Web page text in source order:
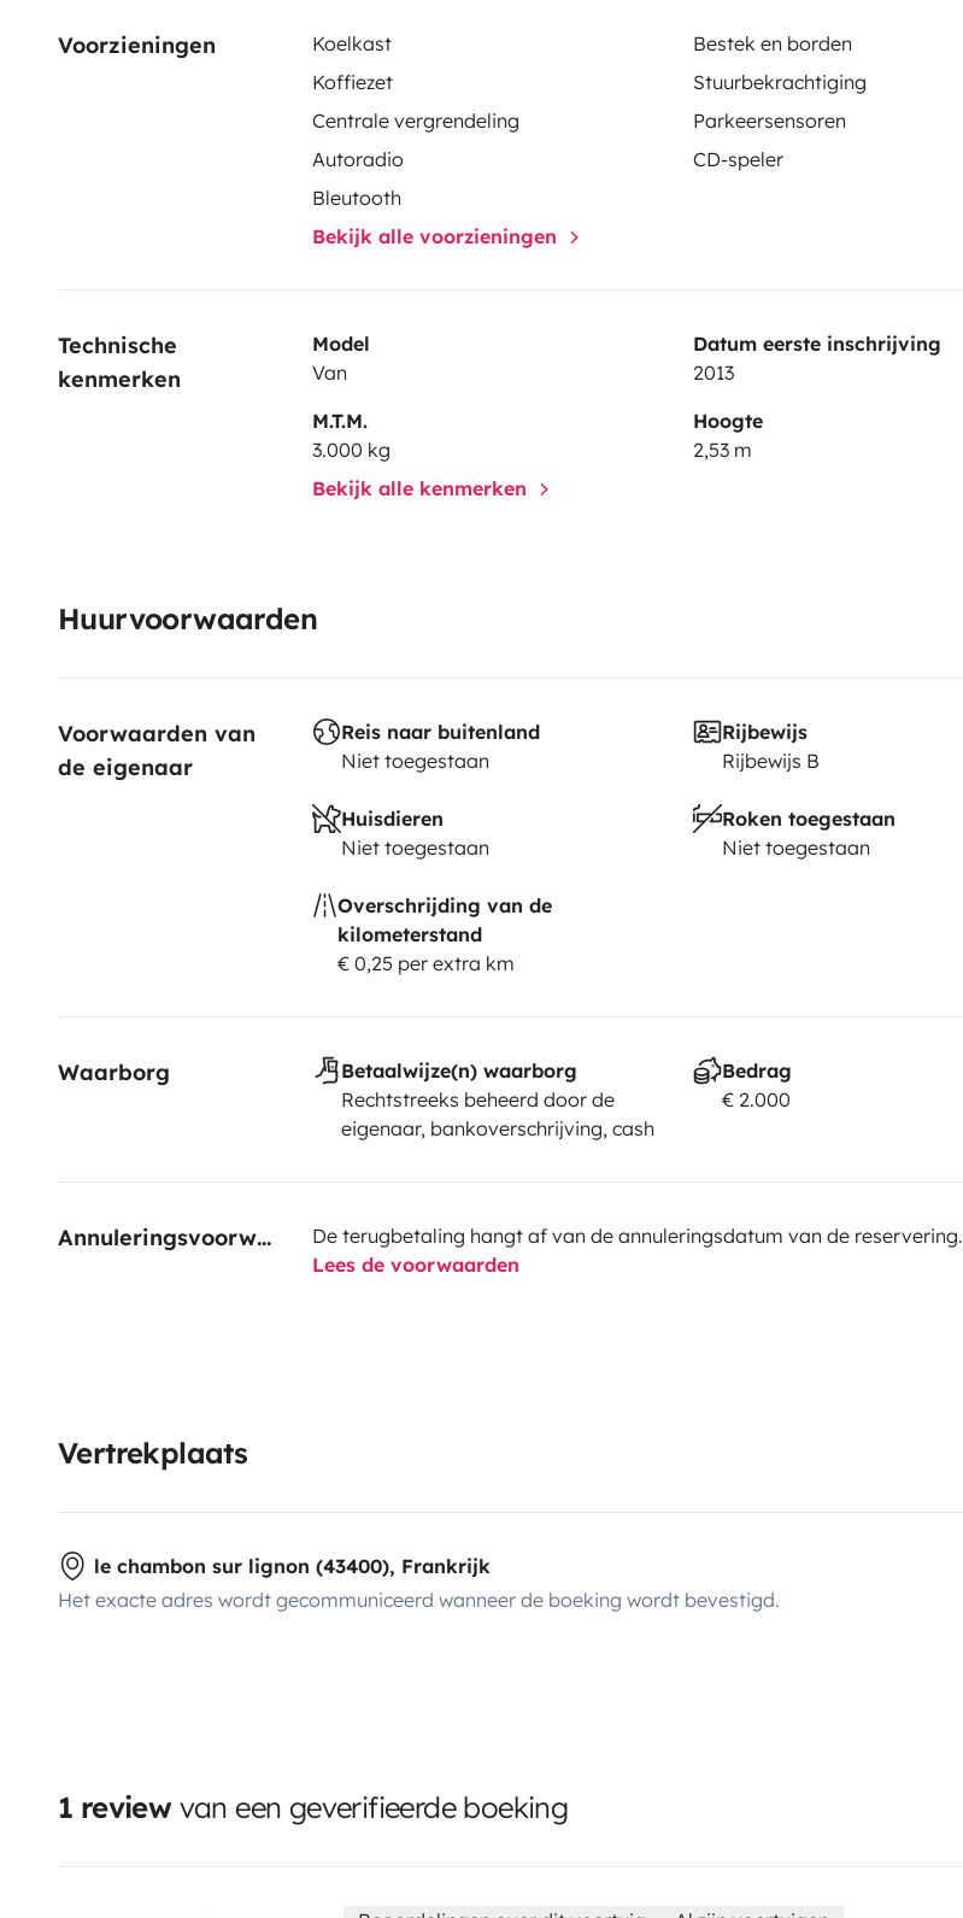
Voorzieningen Koelkast
Bestek en borden
Koffiezet
Stuurbekrachtiging
Centrale vergrendeling
Parkeersensoren
Autoradio
CD-speler
Bleutooth
Bekijk alle voorzieningen
Technische
kenmerken
Model
Van
Datum eerste inschrijving
2013
M.T.M.
3.000 kg
Hoogte
2,53 m
Bekijk alle kenmerken
Huurvoorwaarden
Voorwaarden van
de eigenaar
Reis naar buitenland
Niet toegestaan
Rijbewijs
Rijbewijs B
Huisdieren
Niet toegestaan
Roken toegestaan
Niet toegestaan
Overschrijding van de
kilometerstand
€ 0,25 per extra km
Waarborg
Betaalwijze(n) waarborg
Rechtstreeks beheerd door de
eigenaar, bankoverschrijving, cash
Bedrag
€ 2.000
Annuleringsvoorwaarden
De terugbetaling hangt af van de annuleringsdatum van de reservering.
Lees de voorwaarden
Vertrekplaats
le chambon sur lignon (43400), Frankrijk
Het exacte adres wordt gecommuniceerd wanneer de boeking wordt bevestigd.
1 reviewvan een geverifieerde boeking